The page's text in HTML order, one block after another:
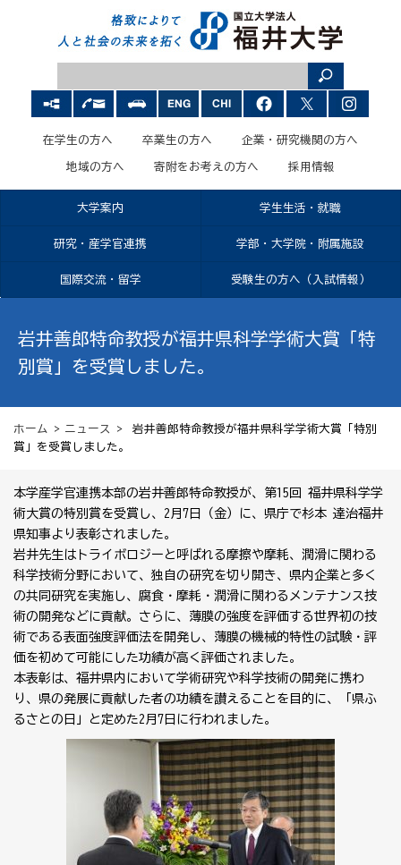
在学生の方へ 卒業生の方へ 企業・研究機関の方へ
地域の方へ 寄附をお考えの方へ 採用情報
大学案内 学生生活・就職
研究・産学官連携 学部・大学院・附属施設
国際交流・留学 受験生の方へ（入試情報）
岩井善郎特命教授が福井県科学学術大賞「特
別賞」を受賞しました。
ホーム > ニュース
> 岩井善郎特命教授が福井県科学学術大賞「特別
賞」を受賞しました。
本学産学官連携本部の岩井善郎特命教授が、第15回 福井県科学学
術大賞の特別賞を受賞し、2月7日（金）に、県庁で杉本 達治福井
県知事より表彰されました。
岩井先生はトライボロジーと呼ばれる摩擦や摩耗、潤滑に関わる
科学技術分野において、独自の研究を切り開き、県内企業と多く
の共同研究を実施し、腐食・摩耗・潤滑に関わるメンテナンス技
術の開発などに貢献。さらに、薄膜の強度を評価する世界初の技
術である表面強度評価法を開発し、薄膜の機械的特性の試験・評
価を初めて可能にした功績が高く評価されました。
本表彰は、福井県内において学術研究や科学技術の開発に携わ
り、県の発展に貢献した者の功績を讃えることを目的に、「県ふ
るさとの日」と定めた2月7日に行われました。